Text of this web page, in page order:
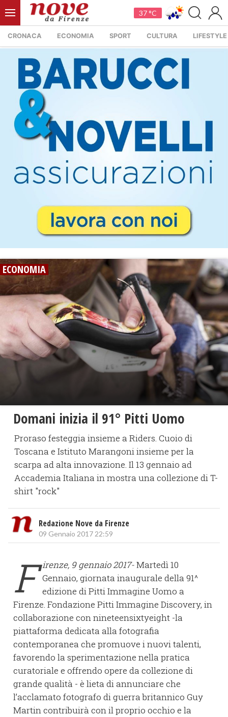
37 °C
CRONACA ECONOMIA SPORT CULTURA LIFESTYLE
ECONOMIA
Domani inizia il 91° Pitti Uomo
Proraso festeggia insieme a Riders. Cuoio di
Toscana e Istituto Marangoni insieme per la
scarpa ad alta innovazione. Il 13 gennaio ad
Accademia Italiana in mostra una collezione di T-
shirt "rock"
Redazione Nove da Firenze
09 Gennaio 2017 22:59
F irenze, 9 gennaio 2017-Martedì 10
Gennaio, giornata inaugurale della 91^
edizione di Pitti Immagine Uomo a
Firenze. Fondazione Pitti Immagine Discovery, in
collaborazione con nineteensixtyeight -la
piattaforma dedicata alla fotografia
contemporanea che promuove i nuovi talenti,
favorendo la sperimentazione nella pratica
curatoriale e offrendo opere da collezione di
grande qualità - è lieta di annunciare che
l’acclamato fotografo di guerra britannico Guy
Martin contribuirà con il proprio occhio e la